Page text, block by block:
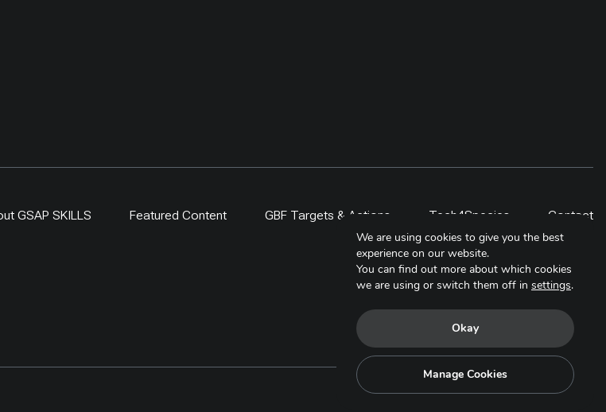
GSAP SKILLS Featured Content GBF Targets & Actions Tech4Species Contact
Copyright © 2025. All Rights Reserved.
We are using cookies to give you the best
experience on our website.
You can find out more about which cookies
we are using or switch them off in settings.
Okay
Manage Cookies